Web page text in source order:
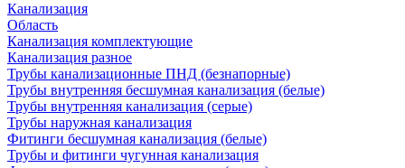
Канализация
Область
Канализация комплектующие
Канализация разное
Трубы канализационные ПНД (безнапорные)
Трубы внутренняя бесшумная канализация (белые)
Трубы внутренняя канализация (серые)
Трубы наружная канализация
Фитинги бесшумная канализация (белые)
Трубы и фитинги чугунная канализация